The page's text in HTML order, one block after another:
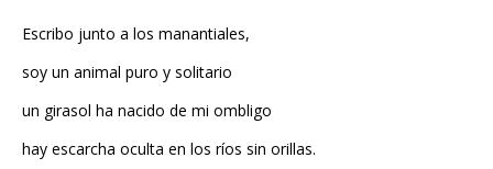
Escribo junto a los manantiales,
soy un animal puro y solitario
un girasol ha nacido de mi ombligo
hay escarcha oculta en los ríos sin orillas.